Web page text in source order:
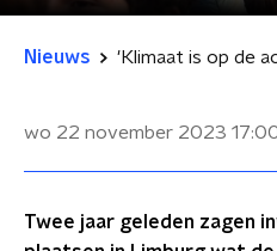
Nieuws
wo 22 november 2023
Twee jaar geleden zagen